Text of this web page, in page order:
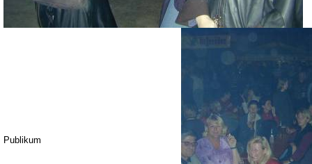
Publikum